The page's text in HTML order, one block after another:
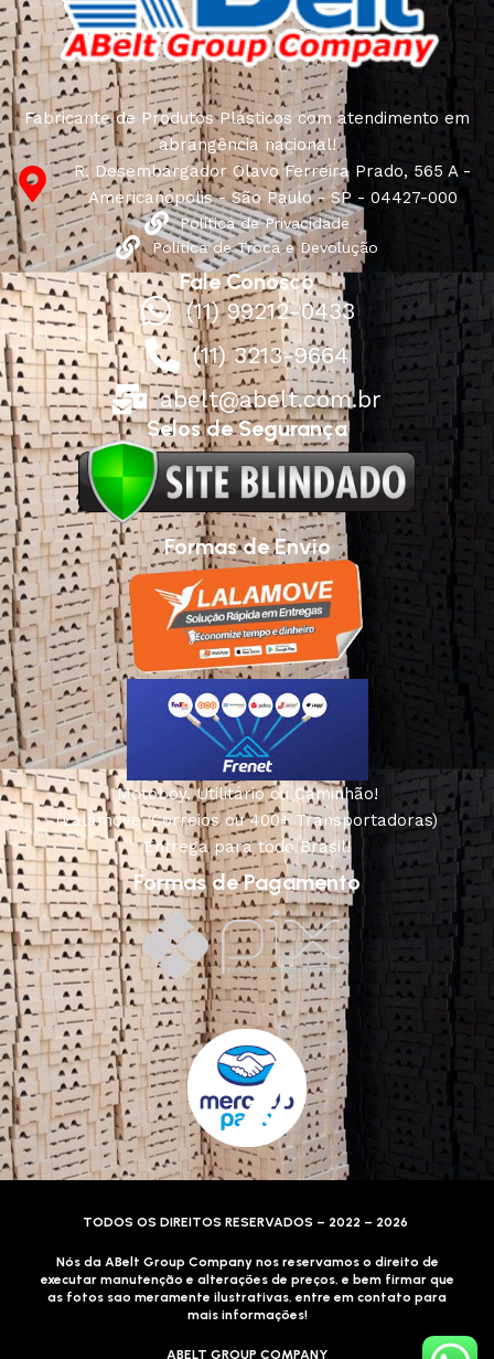
Fabricante de Produtos Plásticos com atendimento em
abrangência nacional!
R. Desembargador Olavo Ferreira Prado, 565 A -
Americanópolis - São Paulo - SP - 04427-000
Política de Privacidade
Política de Troca e Devolução
Fale Conosco
(11) 99212-0433
(11) 3213-9664
abelt@abelt.com.br
Selos de Segurança
Formas de Envio
Motoboy, Utilitário ou Caminhão!
(Lalamove, Correios ou 400+ Transportadoras)
Entrega para todo Brasil!
Formas de Pagamento
TODOS OS DIREITOS RESERVADOS – 2022 – 2026
Nós da ABelt Group Company nos reservamos o direito de
executar manutenção e alterações de preços, e bem firmar que
as fotos sao meramente ilustrativas, entre em contato para
mais informações!
ABELT GROUP COMPANY